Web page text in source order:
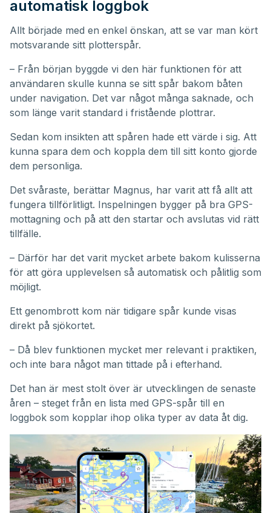
automatisk loggbok
Allt började med en enkel önskan, att se var man kört
motsvarande sitt plotterspår.
– Från början byggde vi den här funktionen för att
användaren skulle kunna se sitt spår bakom båten
under navigation. Det var något många saknade, och
som länge varit standard i fristående plottrar.
Sedan kom insikten att spåren hade ett värde i sig. Att
kunna spara dem och koppla dem till sitt konto gjorde
dem personliga.
Det svåraste, berättar Magnus, har varit att få allt att
fungera tillförlitligt. Inspelningen bygger på bra GPS-
mottagning och på att den startar och avslutas vid rätt
tillfälle.
– Därför har det varit mycket arbete bakom kulisserna
för att göra upplevelsen så automatisk och pålitlig som
möjligt.
Ett genombrott kom när tidigare spår kunde visas
direkt på sjökortet.
– Då blev funktionen mycket mer relevant i praktiken,
och inte bara något man tittade på i efterhand.
Det han är mest stolt över är utvecklingen de senaste
åren – steget från en lista med GPS-spår till en
loggbok som kopplar ihop olika typer av data åt dig.